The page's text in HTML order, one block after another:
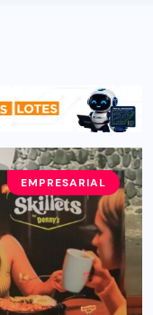
EMPRESARIAL